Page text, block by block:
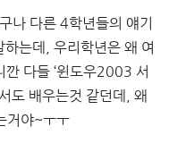
나 다른 4학년들의 얘기
는데, 우리학년은 왜 여
다들 ‘윈도우2003 서
도 배우는것 같던데, 왜
거야~ㅜㅜ